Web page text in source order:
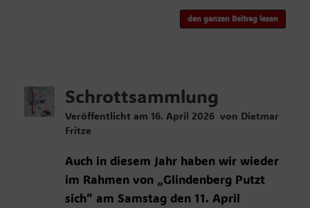
den ganzen Beitrag lesen
Schrottsammlung
Veröffentlicht am 16. April 2026 von Dietmar
Fritze
Auch in diesem Jahr haben wir wieder
im Rahmen von „Glindenberg Putzt
sich“ am Samstag den 11. April